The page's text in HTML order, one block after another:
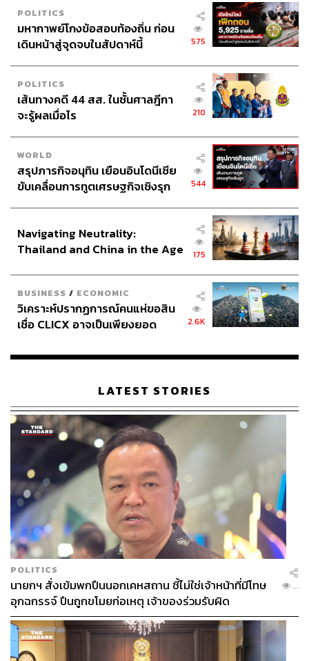
POLITICS
มหากาพย์โกงข้อสอบท้องถิ่น ก่อน
เดินหน้าสู่จุดจบในสัปดาห์นี้
575
POLITICS
เส้นทางคดี 44 สส. ในชั้นศาลฎีกา
จะรู้ผลเมื่อไร
210
WORLD
สรุปภารกิจอนุทิน เยือนอินโดนีเซีย
ขับเคลื่อนการทูตเศรษฐกิจเชิงรุก
544
Navigating Neutrality:
Thailand and China in the Age
175
BUSINESS / ECONOMIC
วิเคราะห์ปรากฏการณ์คนแห่ขอสิน
เชื่อ CLICX อาจเป็นเพียงยอด
เรือนไทยที่ถูกซุกไว้
2.6K
LATEST STORIES
POLITICS
นายกฯ สั่งเข้มพกปืนนอกเคหสถาน ชี้ไม่ใช่เจ้าหน้าที่มีโทษ
อุกฉกรรจ์ ปืนถูกขโมยก่อเหตุ เจ้าของร่วมรับผิด
...